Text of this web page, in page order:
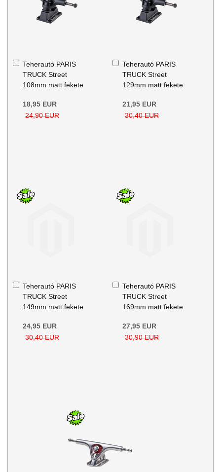
Teherautó PARIS
TRUCK Street
108mm matt fekete
18,95 EUR
24,90 EUR
Kosárba
Teherautó PARIS
TRUCK Street
129mm matt fekete
21,95 EUR
30,40 EUR
Kosárba
Teherautó PARIS
TRUCK Street
149mm matt fekete
24,95 EUR
30,40 EUR
Kosárba
Teherautó PARIS
TRUCK Street
169mm matt fekete
27,95 EUR
30,90 EUR
Kosárba